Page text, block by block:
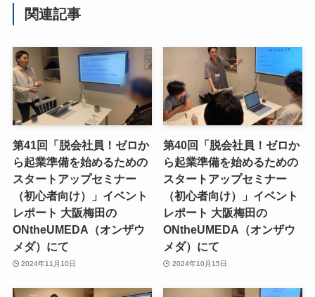
関連記事
第41回「脱会社員！ゼロか
ら起業準備を始めるための
スタートアップセミナー
（初心者向け）」イベント
レポート 大阪梅田の
ONtheUMEDA（オンザウ
メダ）にて
2024年11月10日
第40回「脱会社員！ゼロか
ら起業準備を始めるための
スタートアップセミナー
（初心者向け）」イベント
レポート 大阪梅田の
ONtheUMEDA（オンザウ
メダ）にて
2024年10月15日